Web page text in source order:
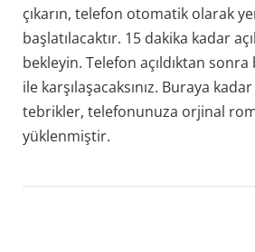
çıkarın, telefon otomatik olarak
başlatılacaktır. 15 dakika kadar
bekleyin. Telefon açıldıktan
ile karşılaşacaksınız. Buraya
tebrikler, telefonunuza orjinal
yüklenmiştir.